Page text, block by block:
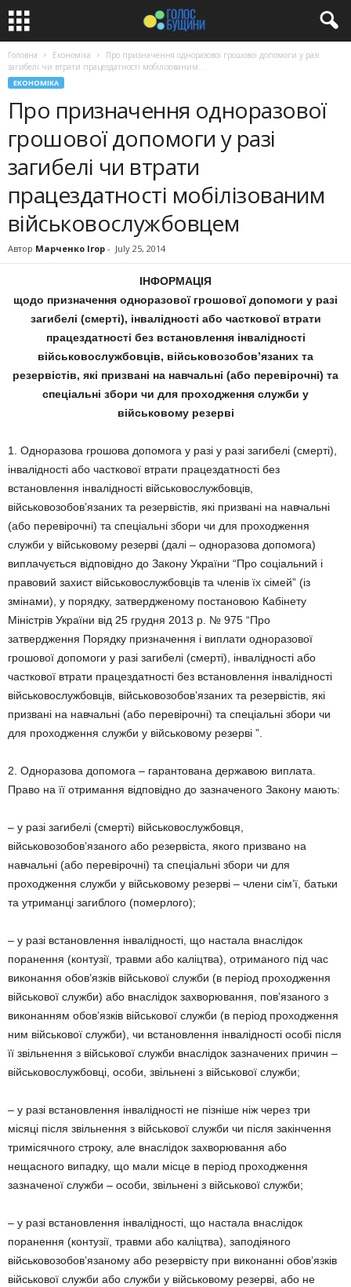
Головна Економіка
Про призначення одноразової грошової допомоги у разі
загибелі чи втрати працездатності мобілізованим...
ЕКОНОМІКА
Про призначення одноразової
грошової допомоги у разі
загибелі чи втрати
працездатності мобілізованим
військовослужбовцем
Автор Марченко Ігор - July 25, 2014
ІНФОРМАЦІЯ
щодо призначення одноразової грошової допомоги у разі
загибелі (смерті), інвалідності або часткової втрати
працездатності без встановлення інвалідності
військовослужбовців, військовозобов’язаних та
резервістів, які призвані на навчальні (або перевірочні) та
спеціальні збори чи для проходження служби у
військовому резерві
1. Одноразова грошова допомога у разі у разі загибелі (смерті),
інвалідності або часткової втрати працездатності без
встановлення інвалідності військовослужбовців,
військовозобов’язаних та резервістів, які призвані на навчальні
(або перевірочні) та спеціальні збори чи для проходження
служби у військовому резерві (далі – одноразова допомога)
виплачується відповідно до Закону України “Про соціальний і
правовий захист військовослужбовців та членів їх сімей” (із
змінами), у порядку, затвердженому постановою Кабінету
Міністрів України від 25 грудня 2013 р. № 975 “Про
затвердження Порядку призначення і виплати одноразової
грошової допомоги у разі загибелі (смерті), інвалідності або
часткової втрати працездатності без встановлення інвалідності
військовослужбовців, військовозобов’язаних та резервістів, які
призвані на навчальні (або перевірочні) та спеціальні збори чи
для проходження служби у військовому резерві ”.
2. Одноразова допомога – гарантована державою виплата.
Право на її отримання відповідно до зазначеного Закону мають:
– у разі загибелі (смерті) військовослужбовця,
військовозобов’язаного або резервіста, якого призвано на
навчальні (або перевірочні) та спеціальні збори чи для
проходження служби у військовому резерві – члени сім’ї, батьки
та утриманці загиблого (померлого);
– у разі встановлення інвалідності, що настала внаслідок
поранення (контузії, травми або каліцтва), отриманого під час
виконання обов’язків військової служби (в період проходження
військової служби) або внаслідок захворювання, пов’язаного з
виконанням обов’язків військової служби (в період проходження
ним військової служби), чи встановлення інвалідності особі після
її звільнення з військової служби внаслідок зазначених причин –
військовослужбовці, особи, звільнені з військової служби;
– у разі встановлення інвалідності не пізніше ніж через три
місяці після звільнення з військової служби чи після закінчення
тримісячного строку, але внаслідок захворювання або
нещасного випадку, що мали місце в період проходження
зазначеної служби – особи, звільнені з військової служби;
– у разі встановлення інвалідності, що настала внаслідок
поранення (контузії, травми або каліцтва), заподіяного
військовозобов’язаному або резервісту при виконанні обов’язків
військової служби або служби у військовому резерві, або не